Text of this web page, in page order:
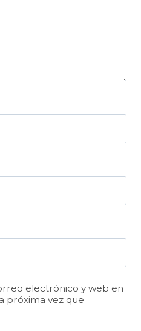
electrónico y web en
próxima vez que